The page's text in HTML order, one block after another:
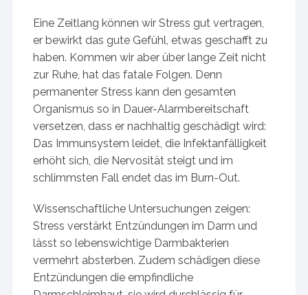
Eine Zeitlang können wir Stress gut vertragen,
er bewirkt das gute Gefühl, etwas geschafft zu
haben. Kommen wir aber über lange Zeit nicht
zur Ruhe, hat das fatale Folgen. Denn
permanenter Stress kann den gesamten
Organismus so in Dauer-Alarmbereitschaft
versetzen, dass er nachhaltig geschädigt wird:
Das Immunsystem leidet, die Infektanfälligkeit
erhöht sich, die Nervosität steigt und im
schlimmsten Fall endet das im Burn-Out.
Wissenschaftliche Untersuchungen zeigen:
Stress verstärkt Entzündungen im Darm und
lässt so lebenswichtige Darmbakterien
vermehrt absterben. Zudem schädigen diese
Entzündungen die empfindliche